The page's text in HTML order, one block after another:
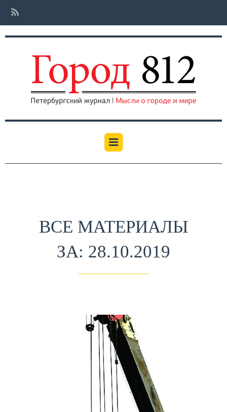
ВСЕ МАТЕРИАЛЫ
ЗА: 28.10.2019